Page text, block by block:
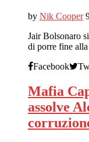
by Nik Cooper
Jair Bolsonaro
di porre fine
Facebook
Mafia
assolve